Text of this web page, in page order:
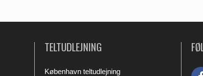
TELTUDLEJNING
København teltudlejning